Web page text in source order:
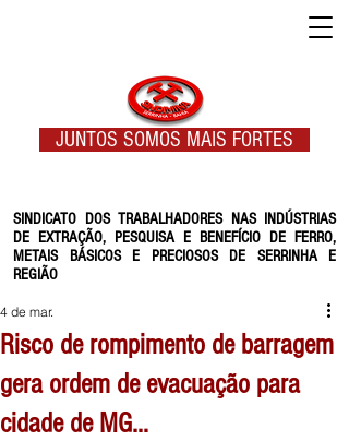
SINDICATO DOS TRABALHADORES NAS INDÚSTRIAS
DE EXTRAÇÃO, PESQUISA E BENEFÍCIO DE FERRO,
METAIS BÁSICOS E PRECIOSOS DE SERRINHA E
REGIÃO
JUNTOS SOMOS MAIS FORTES
Risco de rompimento de barragem
gera ordem de evacuação para
cidade de MG…
4 de mar.